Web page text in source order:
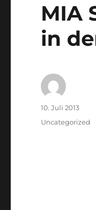
MIA
in
Autor
Veröffentlicht
10. Juli 2013
Kategorien
Uncategorized